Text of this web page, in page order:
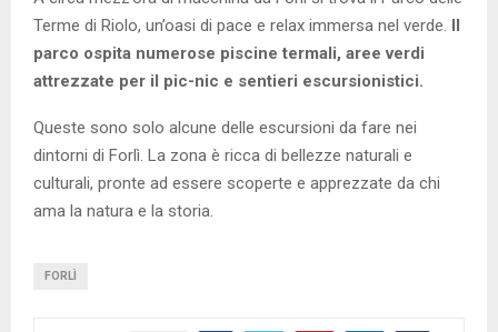
Terme di Riolo, un’oasi di pace e relax immersa nel verde.
parco ospita numerose piscine termali, aree verdi
attrezzate per il pic-nic e sentieri escursionistici.
Queste sono solo alcune delle escursioni da fare nei
dintorni di Forlì. La zona è ricca di bellezze naturali e
culturali, pronte ad essere scoperte e apprezzate da chi
ama la natura e la storia.
FORLÌ